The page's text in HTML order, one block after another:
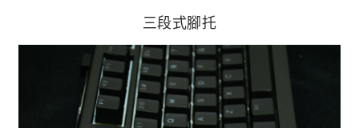
三段式腳托